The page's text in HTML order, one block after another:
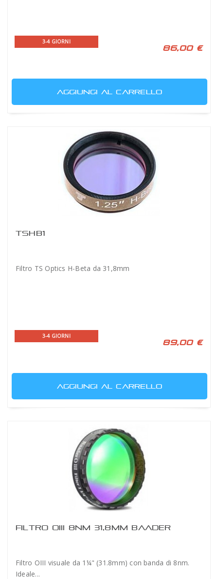
3-4 GIORNI
86,00 €
AGGIUNGI AL CARRELLO
TSHB1
Filtro TS Optics H-Beta da 31,8mm
3-4 GIORNI
89,00 €
AGGIUNGI AL CARRELLO
FILTRO OIII 8NM 31,8MM BAADER
Filtro OIII visuale da 1¼" (31.8mm) con banda di 8nm.
Ideale...